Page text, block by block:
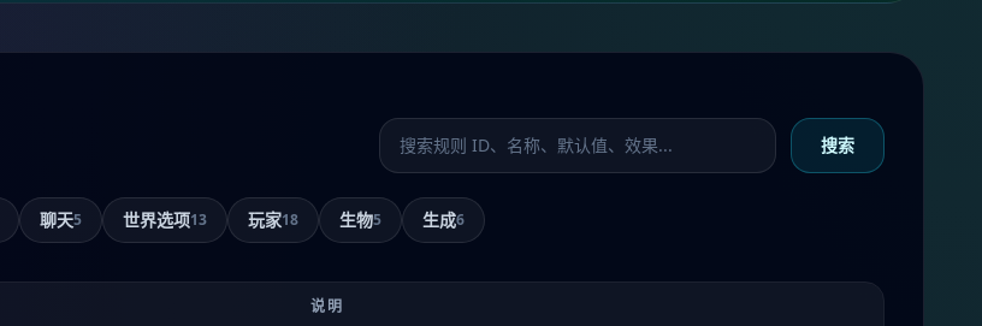
搜索添加服务器
搜索
聊天5 世界选项13 玩家18 生物5 生成6
说明